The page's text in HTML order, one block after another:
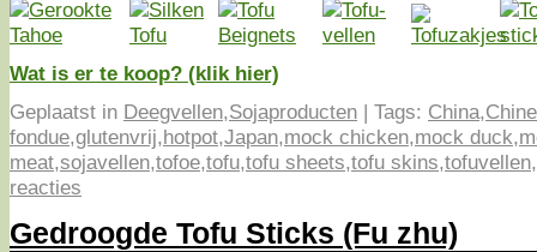
Wat is er te koop? (klik hier)
Geplaatst in Deegvellen,Sojaproducten | Tags: China,
fondue,glutenvrij,hotpot,Japan,mock chicken,mock duck,
meat,sojavellen,tofoe,tofu,tofu sheets,tofu skins,tofuvellen,
reacties
Gedroogde Tofu Sticks (Fu zhu)